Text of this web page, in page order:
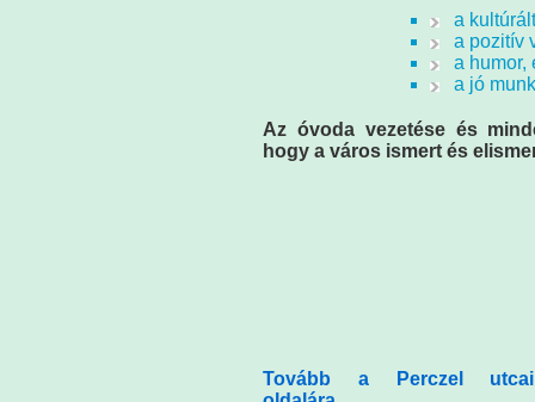
a
a pozitív
a humor,
a jó
Az óvoda vezetése és
hogy a város ismert és
Tovább a Perczel